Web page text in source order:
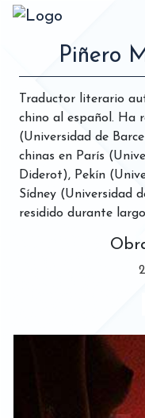
Piñero
Traductor literario
chino al español. Ha
(Universidad de
chinas en París
Diderot), Pekín
Sídney (Universidad
residido durante